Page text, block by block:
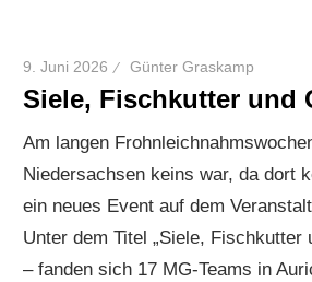
9. Juni 2026 Günter Graskamp
Siele, Fischkutter und
Am langen
Niedersachsen keins war, da dort
ein neues Event auf dem
Unter dem Titel „Siele, Fischkutter
– fanden sich 17 MG-Teams in